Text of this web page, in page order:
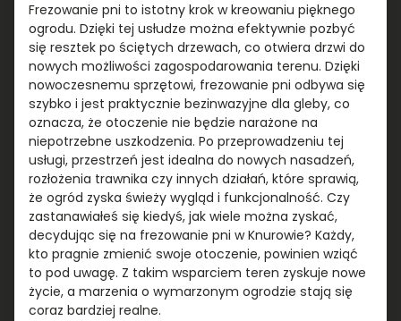
Frezowanie pni to istotny krok w kreowaniu pięknego
ogrodu. Dzięki tej usłudze można efektywnie pozbyć
się resztek po ściętych drzewach, co otwiera drzwi do
nowych możliwości zagospodarowania terenu. Dzięki
nowoczesnemu sprzętowi, frezowanie pni odbywa się
szybko i jest praktycznie bezinwazyjne dla gleby, co
oznacza, że otoczenie nie będzie narażone na
niepotrzebne uszkodzenia. Po przeprowadzeniu tej
usługi, przestrzeń jest idealna do nowych nasadzeń,
rozłożenia trawnika czy innych działań, które sprawią,
że ogród zyska świeży wygląd i funkcjonalność. Czy
zastanawiałeś się kiedyś, jak wiele można zyskać,
decydując się na frezowanie pni w Knurowie? Każdy,
kto pragnie zmienić swoje otoczenie, powinien wziąć
to pod uwagę. Z takim wsparciem teren zyskuje nowe
życie, a marzenia o wymarzonym ogrodzie stają się
coraz bardziej realne.